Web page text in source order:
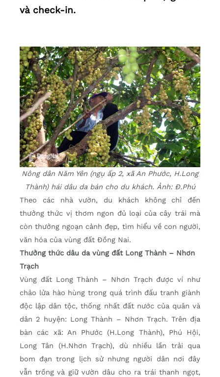
và check-in.
Nông dân Năm Yên (ngụ ấp 2, xã An Phước, H.Long
Thành) hái dâu da bán cho du khách. Ảnh: Đ.Phú
Theo các nhà vườn, du khách không chỉ đến
thưởng thức vị thơm ngon đủ loại của cây trái mà
còn thưởng ngoạn cảnh đẹp, tìm hiểu về con người,
văn hóa của vùng đất Đồng Nai.
Thưởng thức dâu da vùng đất Long Thành – Nhơn
Trạch
Vùng đất Long Thành – Nhơn Trạch được ví như
chảo lửa hào hùng trong quá trình đấu tranh giành
độc lập dân tộc, thống nhất đất nước của quân và
dân 2 huyện: Long Thành – Nhơn Trạch. Trên địa
bàn các xã: An Phước (H.Long Thành), Phú Hội,
Long Tân (H.Nhơn Trạch), dù nhiều lần trải qua
bom đạn trong lịch sử nhưng người dân nơi đây
vẫn trồng và giữ vườn dâu cho ra trái thanh ngọt,